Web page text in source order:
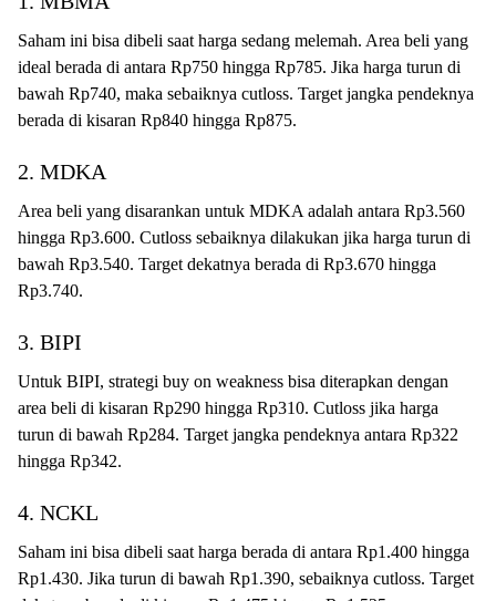
Saham ini bisa dibeli saat harga sedang melemah. Area beli yang
ideal berada di antara Rp750 hingga Rp785. Jika harga turun di
bawah Rp740, maka sebaiknya cutloss. Target jangka pendeknya
berada di kisaran Rp840 hingga Rp875.
2. MDKA
Area beli yang disarankan untuk MDKA adalah antara Rp3.560
hingga Rp3.600. Cutloss sebaiknya dilakukan jika harga turun di
bawah Rp3.540. Target dekatnya berada di Rp3.670 hingga
Rp3.740.
3. BIPI
Untuk BIPI, strategi buy on weakness bisa diterapkan dengan
area beli di kisaran Rp290 hingga Rp310. Cutloss jika harga
turun di bawah Rp284. Target jangka pendeknya antara Rp322
hingga Rp342.
4. NCKL
Saham ini bisa dibeli saat harga berada di antara Rp1.400 hingga
Rp1.430. Jika turun di bawah Rp1.390, sebaiknya cutloss. Target